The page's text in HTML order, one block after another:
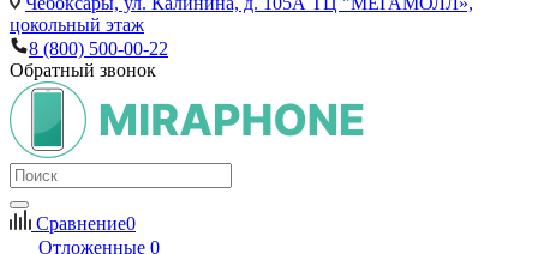
цокольный этаж
8 (800) 500-00-22
Обратный звонок
Сравнение0
Отложенные 0